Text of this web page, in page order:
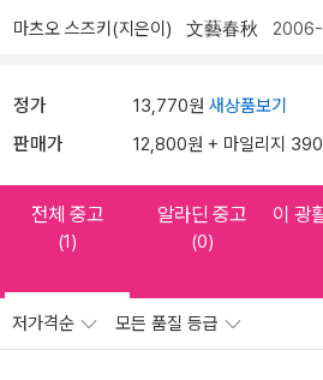
마츠오 스즈키(지은이) 文藝春秋 2006-
정가 13,770원 새상품보기
판매가 12,800원 + 마일리지
전체 중고
(1)
알라딘 중고
(0)
이 광
저가격순 모든 품질 등급